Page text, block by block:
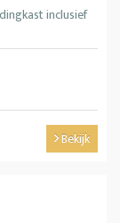
inclusief
Bekijk